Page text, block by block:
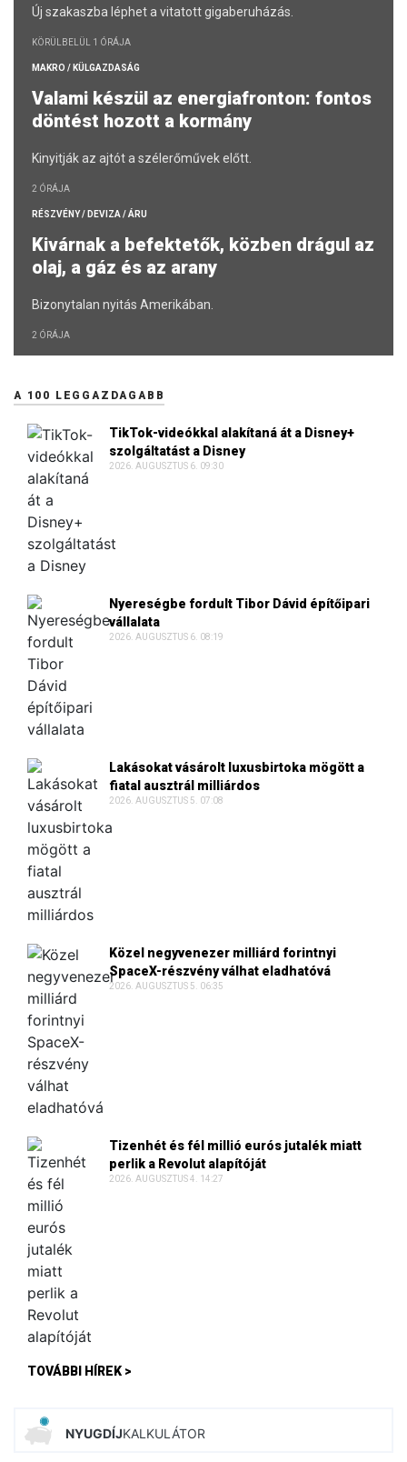
Új szakaszba léphet a vitatott gigaberuházás.
KÖRÜLBELÜL 1 ÓRÁJA
MAKRO / KÜLGAZDASÁG
Valami készül az energiafronton: fontos
döntést hozott a kormány
Kinyitják az ajtót a szélerőművek előtt.
2 ÓRÁJA
RÉSZVÉNY / DEVIZA / ÁRU
Kivárnak a befektetők, közben drágul az
olaj, a gáz és az arany
Bizonytalan nyitás Amerikában.
2 ÓRÁJA
A 100 LEGGAZDAGABB
TikTok-videókkal alakítaná át a Disney+
szolgáltatást a Disney
2026. AUGUSZTUS 6. 09:30
Nyereségbe fordult Tibor Dávid építőipari
vállalata
2026. AUGUSZTUS 6. 08:19
Lakásokat vásárolt luxusbirtoka mögött a
fiatal ausztrál milliárdos
2026. AUGUSZTUS 5. 07:08
Közel negyvenezer milliárd forintnyi
SpaceX-részvény válhat eladhatóvá
2026. AUGUSZTUS 5. 06:35
Tizenhét és fél millió eurós jutalék miatt
perlik a Revolut alapítóját
2026. AUGUSZTUS 4. 14:27
TOVÁBBI HÍREK >
NYUGDÍJKALKULÁTOR